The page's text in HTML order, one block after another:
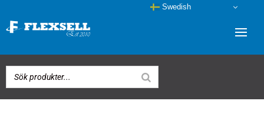
Swedish